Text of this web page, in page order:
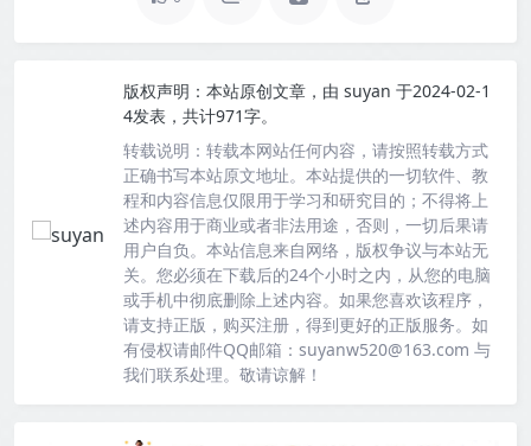
版权声明： 本站原创文章，由 suyan 于2024-02-1
4发表，共计971字。
转载说明： 转载本网站任何内容，请按照转载方式
正确书写本站原文地址。本站提供的一切软件、教
程和内容信息仅限用于学习和研究目的；不得将上
述内容用于商业或者非法用途，否则，一切后果请
用户自负。本站信息来自网络，版权争议与本站无
关。您必须在下载后的24个小时之内，从您的电脑
或手机中彻底删除上述内容。如果您喜欢该程序，
请支持正版，购买注册，得到更好的正版服务。如
有侵权请邮件QQ邮箱：suyanw520@163.com 与
我们联系处理。敬请谅解！